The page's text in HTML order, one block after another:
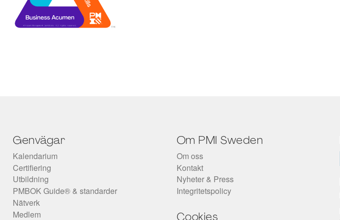
Genvägar
Kalendarium
Certifiering
Utbildning
PMBOK Guide® & standarder
Nätverk
Medlem
Om PMI Sweden
Om oss
Kontakt
Nyheter & Press
Integritetspolicy